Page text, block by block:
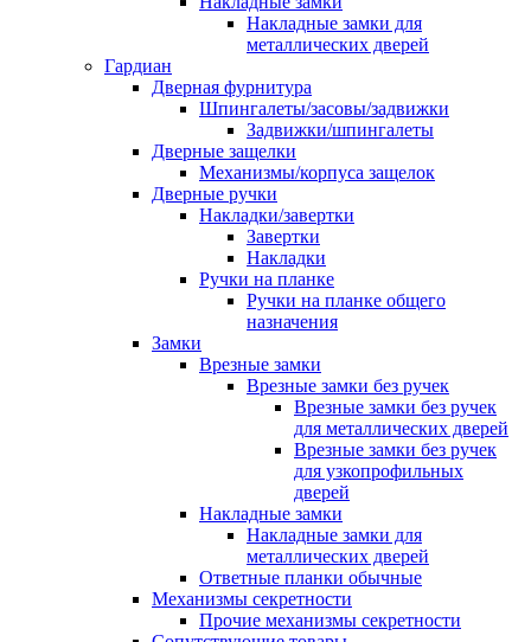
Накладные замки для
металлических дверей
Гардиан
Дверная фурнитура
Шпингалеты/засовы/задвижки
Задвижки/шпингалеты
Дверные защелки
Механизмы/корпуса защелок
Дверные ручки
Накладки/завертки
Завертки
Накладки
Ручки на планке
Ручки на планке общего
назначения
Замки
Врезные замки
Врезные замки без ручек
Врезные замки без ручек
для металлических дверей
Врезные замки без ручек
для узкопрофильных
дверей
Накладные замки
Накладные замки для
металлических дверей
Ответные планки обычные
Механизмы секретности
Прочие механизмы секретности